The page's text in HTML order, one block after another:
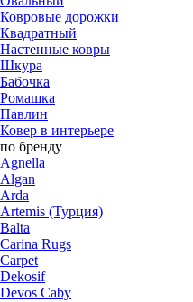
Ковровые дорожки
Квадратный
Настенные ковры
Шкура
Бабочка
Ромашка
Павлин
Ковер в интерьере
по бренду
Agnella
Algan
Arda
Artemis (Турция)
Balta
Carina Rugs
Carpet
Dekosif
Devos Caby